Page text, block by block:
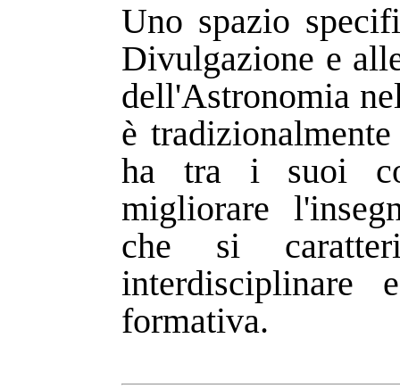
Uno spazio
Divulgazione e
dell'Astronomia
è
ha tra i suoi
migliorare
che si
formativa.